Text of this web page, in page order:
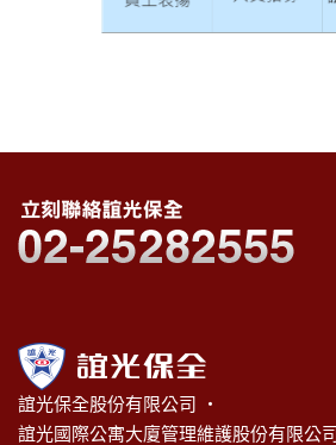
誼光保全股份有限公司 ‧
誼光國際公寓大廈管理維護股份有限公司